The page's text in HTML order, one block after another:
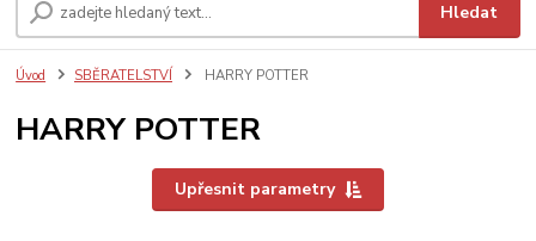
Hledat
Úvod SBĚRATELSTVÍ HARRY POTTER
HARRY POTTER
Upřesnit parametry